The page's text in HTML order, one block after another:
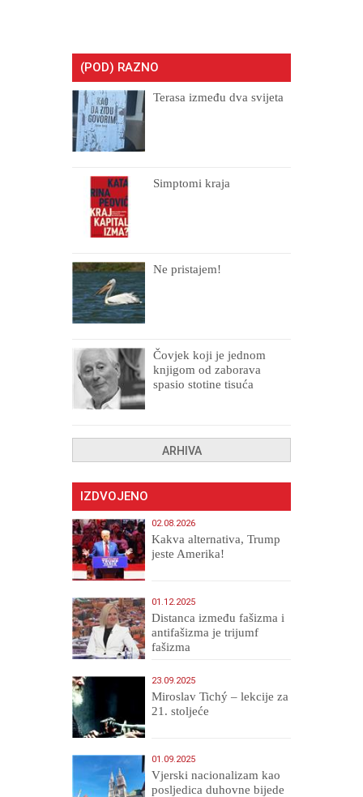
(POD) RAZNO
Terasa između dva svijeta
Simptomi kraja
Ne pristajem!
Čovjek koji je jednom
knjigom od zaborava
spasio stotine tisuća
ARHIVA
IZDVOJENO
02.08.2026
Kakva alternativa, Trump
jeste Amerika!
01.12.2025
Distanca između fašizma i
antifašizma je trijumf
fašizma
23.09.2025
Miroslav Tichý – lekcije za
21. stoljeće
01.09.2025
​Vjerski nacionalizam kao
posljedica duhovne bijede